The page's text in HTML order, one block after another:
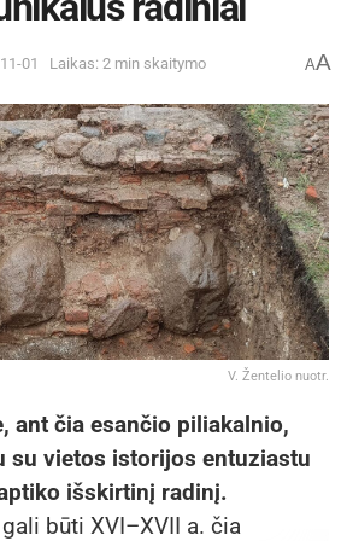
01 Laikas: 2 min skaitymo AA
V. Žentelio nuotr.
ant čia esančio piliakalnio,
su vietos istorijos entuziastu
išskirtinį radinį.
būti XVI–XVII a. čia